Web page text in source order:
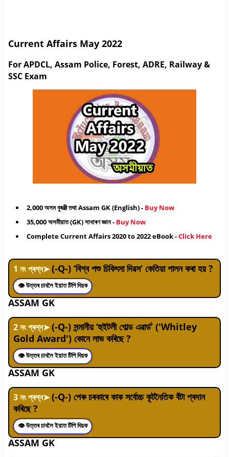
Current Affairs May 2022
For APDCL, Assam Police, Forest, ADRE, Railway &
SSC Exam
2,000 অসম বুৰঞ্জী তথা Assam GK (English) - Buy Now
35,000 অসমীয়াত (GK) সাধাৰণ জ্ঞান - Buy Now
Complete Current Affairs 2020 to 2022 eBook -Click Here
1 নং প্ৰশ্ন➤(-Q-) ‘বিশ্ব পশু চিকিৎসা দিৱস’ কেতিয়া পালন কৰা হয় ?
👁 উত্তৰ চাবলৈ ইয়াত টিপি দিয়ক
ASSAM GK
2নং প্ৰশ্ন➤(-Q-) সন্মানীয় ‘হুইটলী গোল্ড এৱাৰ্ড’ ('Whitley
Gold Award') কোনে লাভ কৰিছে ?
👁 উত্তৰ চাবলৈ ইয়াত টিপি দিয়ক
ASSAM GK
3নং প্ৰশ্ন➤(-Q-) পেৰু চৰকাৰে কাক সৰ্বোচ্চ কূটনৈতিক বঁটা প্ৰদান
কৰিছে ?
👁 উত্তৰ চাবলৈ ইয়াত টিপি দিয়ক
ASSAM GK